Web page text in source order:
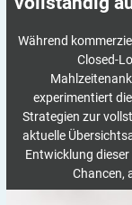
Während
Closed-
experimentiert
Strategien zur
aktuelle
Entwicklung
Chancen,